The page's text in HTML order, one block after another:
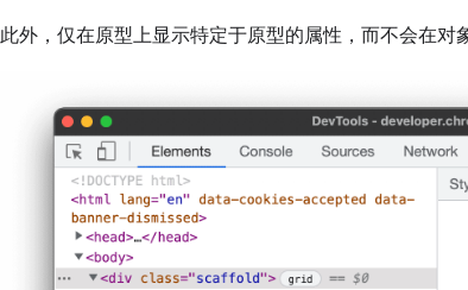
此外，仅在原型上显示特定于原型的属性，而不会在对